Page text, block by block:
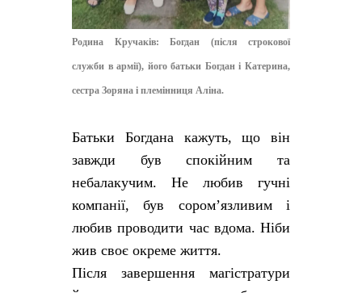
Родина Кручаків: Богдан (після строкової
служби в армії), його батьки Богдан і Катерина,
сестра Зоряна і племінниця Аліна.
Батьки Богдана кажуть, що він
завжди був спокійним та
небалакучим. Не любив гучні
компанії, був сором’язливим і
любив проводити час вдома. Ніби
жив своє окреме життя.
Після завершення магістратури